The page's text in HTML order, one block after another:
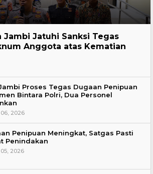
Jambi Jatuhi Sanksi Tegas
Anggota atas Kematian
Proses Tegas Dugaan Penipuan
Bintara Polri, Dua Personel
2026
Penipuan Meningkat, Satgas Pasti
Penindakan
2026